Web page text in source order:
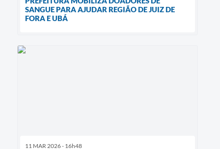
SANGUE PARA AJUDAR REGIÃO DE JUIZ DE
FORA E UBÁ
11 MAR 2026 - 16h48